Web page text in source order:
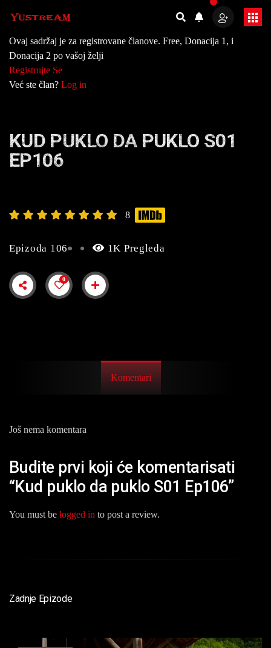
Ovaj sadržaj je za registrovane članove. Free, Donacija 1, i
Donacija 2 po vašoj želji
Registrujte Se
Već ste član? Log in
KUD PUKLO DA PUKLO S01
EP106
8
Epizoda 106 1K Pregleda
0
Komentari
Još nema komentara
Budite prvi koji će komentarisati
“Kud puklo da puklo S01 Ep106”
You must be logged in to post a review.
Zadnje Epizode